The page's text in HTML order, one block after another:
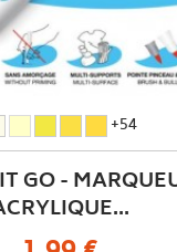
COLOR CHART
19,90 €